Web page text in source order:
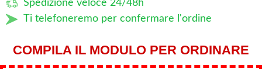
Spedizione veloce 24/48h
Ti telefoneremo per confermare l'ordine
COMPILA IL MODULO PER ORDINARE